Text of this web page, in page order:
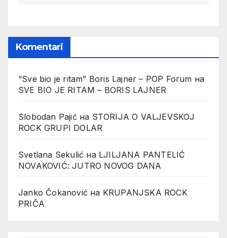
Komentari
“Sve bio je ritam” Boris Lajner – POP Forum на
SVE BIO JE RITAM – BORIS LAJNER
Slobodan Pajićна STORIJA O VALJEVSKOJ
ROCK GRUPI DOLAR
Svetlana Sekulić на LJILJANA PANTELIĆ
NOVAKOVIĆ: JUTRO NOVOG DANA
Janko Čokanović на KRUPANJSKA ROCK
PRIČA